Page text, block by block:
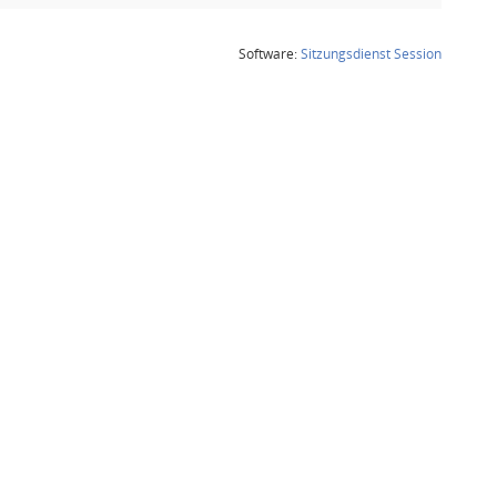
Software:SitzungsdienstSession(Wird in